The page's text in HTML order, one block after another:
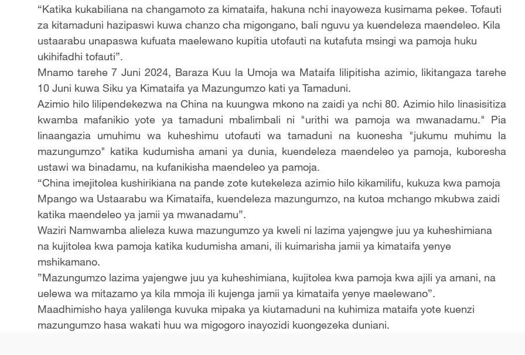
“Katika kukabiliana na changamoto za kimataifa, hakuna nchi inayoweza kusimama pekee. Tofauti
za kitamaduni hazipaswi kuwa chanzo cha migongano, bali nguvu ya kuendeleza maendeleo. Kila
ustaarabu unapaswa kufuata maelewano kupitia utofauti na kutafuta msingi wa pamoja huku
ukihifadhi tofauti”.
Mnamo tarehe 7 Juni 2024, Baraza Kuu la Umoja wa Mataifa lilipitisha azimio, likitangaza tarehe
10 Juni kuwa Siku ya Kimataifa ya Mazungumzo kati ya Tamaduni.
Azimio hilo lilipendekezwa na China na kuungwa mkono na zaidi ya nchi 80. Azimio hilo linasisitiza
kwamba mafanikio yote ya tamaduni mbalimbali ni "urithi wa pamoja wa mwanadamu." Pia
linaangazia umuhimu wa kuheshimu utofauti wa tamaduni na kuonesha "jukumu muhimu la
mazungumzo" katika kudumisha amani ya dunia, kuendeleza maendeleo ya pamoja, kuboresha
ustawi wa binadamu, na kufanikisha maendeleo ya pamoja.
“China imejitolea kushirikiana na pande zote kutekeleza azimio hilo kikamilifu, kukuza kwa pamoja
Mpango wa Ustaarabu wa Kimataifa, kuendeleza mazungumzo, na kutoa mchango mkubwa zaidi
katika maendeleo ya jamii ya mwanadamu”.
Waziri Namwamba alieleza kuwa mazungumzo ya kweli ni lazima yajengwe juu ya kuheshimiana
na kujitolea kwa pamoja katika kudumisha amani, ili kuimarisha jamii ya kimataifa yenye
mshikamano.
”Mazungumzo lazima yajengwe juu ya kuheshimiana, kujitolea kwa pamoja kwa ajili ya amani, na
uelewa wa mitazamo ya kila mmoja ili kujenga jamii ya kimataifa yenye maelewano”.
Maadhimisho haya yalilenga kuvuka mipaka ya kiutamaduni na kuhimiza mataifa yote kuenzi
mazungumzo hasa wakati huu wa migogoro inayozidi kuongezeka duniani.